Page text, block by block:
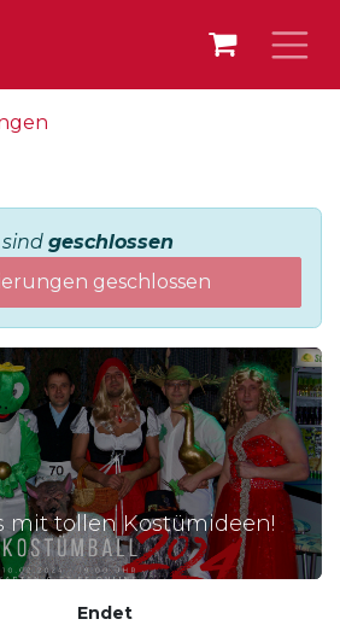
geschlossen
geschlossen
mit tollen Kostümideen!
Endet